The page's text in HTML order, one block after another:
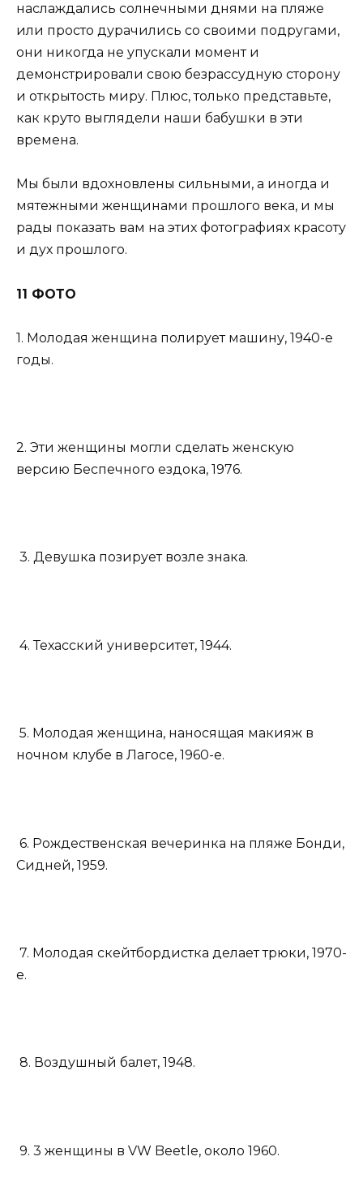
наслаждались солнечными днями на пляже
или просто дурачились со своими подругами,
они никогда не упускали момент и
демонстрировали свою безрассудную сторону
и открытость миру. Плюс, только представьте,
как круто выглядели наши бабушки в эти
времена.
Мы были вдохновлены ​​сильными, а иногда и
мятежными женщинами прошлого века, и мы
рады показать вам на этих фотографиях красоту
и дух прошлого.
11 ФОТО
1. Молодая женщина полирует машину, 1940-е
годы.
2. Эти женщины могли сделать женскую
версию Беспечного ездока, 1976.
3. Девушка позирует возле знака.
4. Техасский университет, 1944.
5. Молодая женщина, наносящая макияж в
ночном клубе в Лагосе, 1960-е.
6. Рождественская вечеринка на пляже Бонди,
Сидней, 1959.
7. Молодая скейтбордистка делает трюки, 1970-
е.
8. Воздушный балет, 1948.
9. 3 женщины в VW Beetle, около 1960.